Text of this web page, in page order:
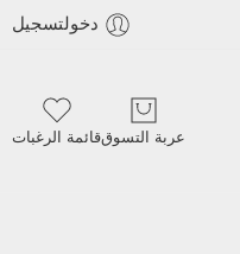
دخولتسجيل
عربة التسوققائمة الرغبات